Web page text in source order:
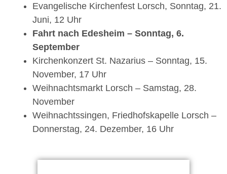
Evangelische Kirchenfest Lorsch, Sonntag, 21.
Juni, 12 Uhr
Fahrt nach Edesheim – Sonntag, 6.
September
Kirchenkonzert St. Nazarius – Sonntag, 15.
November, 17 Uhr
Weihnachtsmarkt Lorsch – Samstag, 28.
November
Weihnachtssingen, Friedhofskapelle Lorsch –
Donnerstag, 24. Dezember, 16 Uhr